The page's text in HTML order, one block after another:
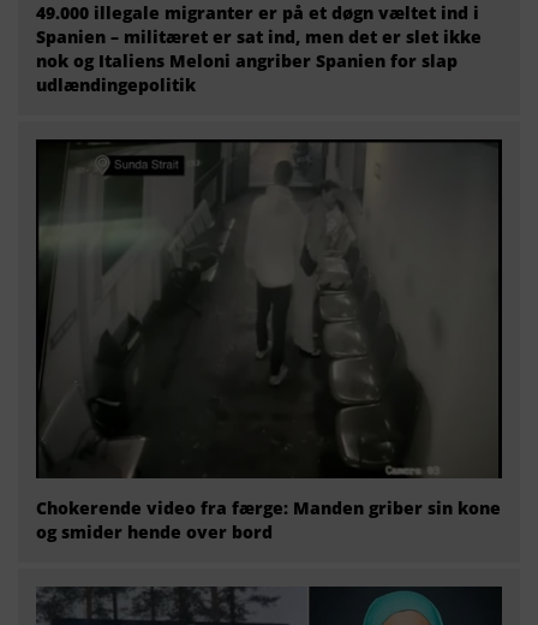
49.000 illegale migranter er på et døgn væltet ind i
Spanien – militæret er sat ind, men det er slet ikke
nok og Italiens Meloni angriber Spanien for slap
udlændingepolitik
Chokerende video fra færge: Manden griber sin kone
og smider hende over bord